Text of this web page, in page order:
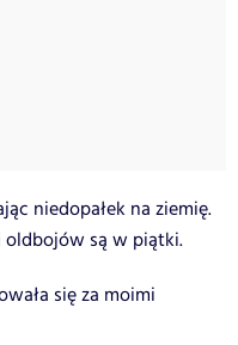
niedopałek na ziemię.
oldbojów są w piątki.
się za moimi